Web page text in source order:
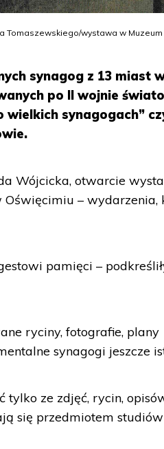
Tomaszewskiego/wystawa w Muzeum
synagog z 13 miast
po II wojnie
synagogach”
Wójcicka, otwarcie
– wydarzenia,
pamięci –
ryciny, fotografie, plany
synagogi jeszcze
tylko ze zdjęć, rycin,
się przedmiotem studiów